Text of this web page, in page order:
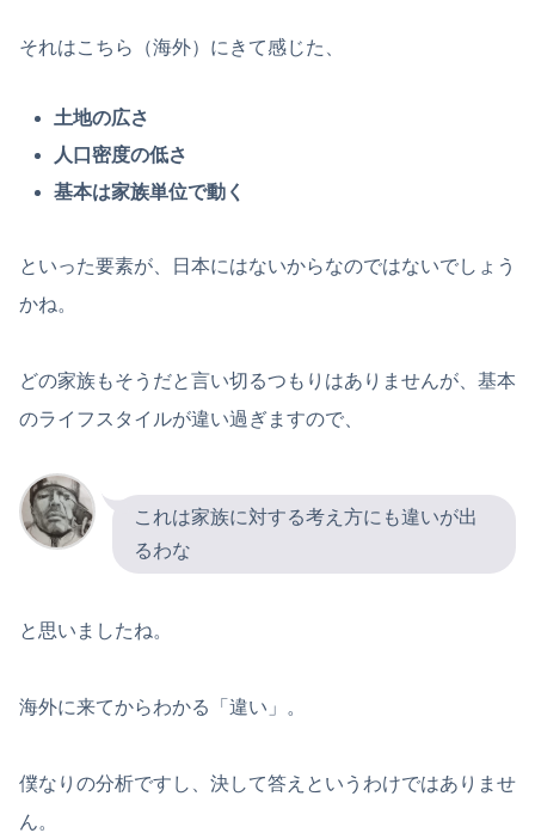
それはこちら（海外）にきて感じた、
土地の広さ
人口密度の低さ
基本は家族単位で動く
といった要素が、日本にはないからなのではないでしょう
かね。
どの家族もそうだと言い切るつもりはありませんが、基本
のライフスタイルが違い過ぎますので、
これは家族に対する考え方にも違いが出
るわな
と思いましたね。
海外に来てからわかる「違い」。
僕なりの分析ですし、決して答えというわけではありませ
ん。